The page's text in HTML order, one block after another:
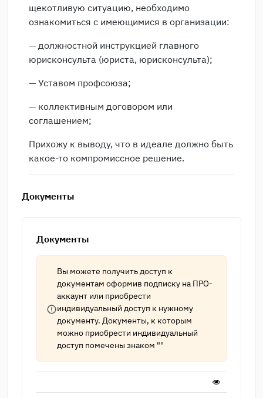
щекотливую ситуацию, необходимо
ознакомиться с имеющимися в организации:
— должностной инструкцией главного
юрисконсульта (юриста, юрисконсульта);
— Уставом профсоюза;
— коллективным договором или
соглашением;
Прихожу к выводу, что в идеале должно быть
какое-то компромиссное решение.
Документы
Документы
Вы можете получить доступ к
документам оформив подписку на ПРО-
аккаунт или приобрести
индивидуальный доступ к нужному
документу. Документы, к которым
можно приобрести индивидуальный
доступ помечены знаком ""